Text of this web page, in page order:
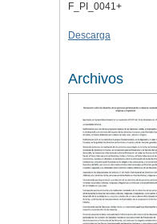
F_PI_0041+
Descarga
Archivos